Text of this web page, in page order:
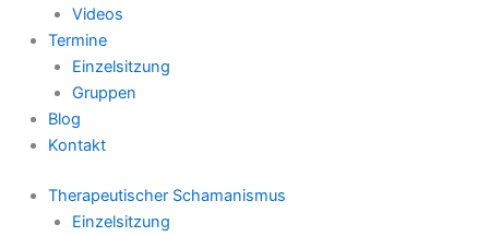
Videos
Termine
Einzelsitzung
Gruppen
Blog
Kontakt
Therapeutischer Schamanismus
Einzelsitzung